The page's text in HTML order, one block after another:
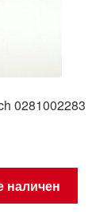
0281002283
наличен